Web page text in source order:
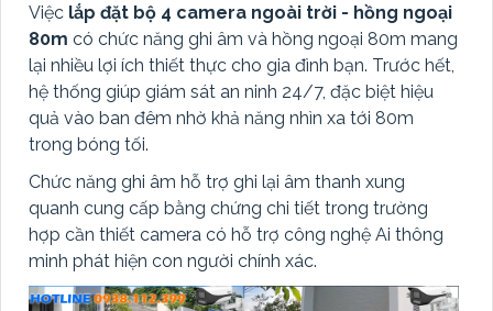
Việc lắp đặt bộ 4 camera ngoài trời - hồng ngoại
80m có chức năng ghi âm và hồng ngoại 80m mang
lại nhiều lợi ích thiết thực cho gia đình bạn. Trước hết,
hệ thống giúp giám sát an ninh 24/7, đặc biệt hiệu
quả vào ban đêm nhờ khả năng nhìn xa tới 80m
trong bóng tối.
Chức năng ghi âm hỗ trợ ghi lại âm thanh xung
quanh cung cấp bằng chứng chi tiết trong trường
hợp cần thiết camera có hỗ trợ công nghệ Ai thông
minh phát hiện con người chính xác.